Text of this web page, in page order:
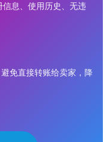
息、使用历史、无违
免直接转账给卖家，降